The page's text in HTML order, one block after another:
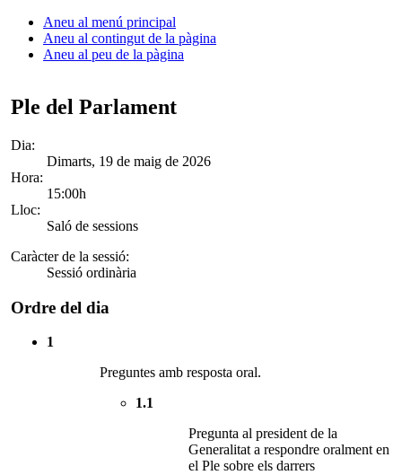
Aneu al menú principal
Aneu al contingut de la pàgina
Aneu al peu de la pàgina
Ple del Parlament
Dia:
Dimarts, 19 de maig de 2026
Hora:
15:00h
Lloc:
Saló de sessions
Caràcter de la sessió:
Sessió ordinària
Ordre del dia
1
Preguntes amb resposta oral.
1.1
Pregunta al president de la
Generalitat a respondre oralment en
el Ple sobre els darrers